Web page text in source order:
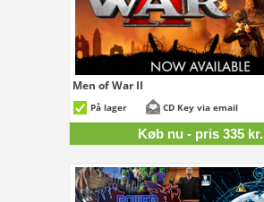
Men of War II
På lager CD Key via email
Køb nu - pris 335 kr.